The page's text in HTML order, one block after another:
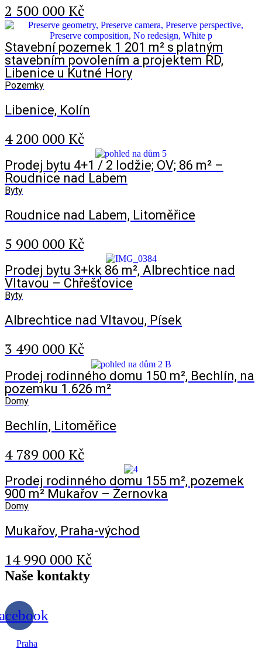
2 500 000 Kč
Stavební pozemek 1 201 m² s platným
stavebním povolením a projektem RD,
Libenice u Kutné Hory
Pozemky
Libenice, Kolín
4 200 000 Kč
Prodej bytu 4+1 / 2 lodžie; OV; 86 m² –
Roudnice nad Labem
Byty
Roudnice nad Labem, Litoměřice
5 900 000 Kč
Prodej bytu 3+kk 86 m², Albrechtice nad
Vltavou – Chřešťovice
Byty
Albrechtice nad Vltavou, Písek
3 490 000 Kč
Prodej rodinného domu 150 m², Bechlín, na
pozemku 1.626 m²
Domy
Bechlín, Litoměřice
4 789 000 Kč
Prodej rodinného domu 155 m², pozemek
900 m² Mukařov – Žernovka
Domy
Mukařov, Praha-východ
14 990 000 Kč
Naše kontakty
Praha